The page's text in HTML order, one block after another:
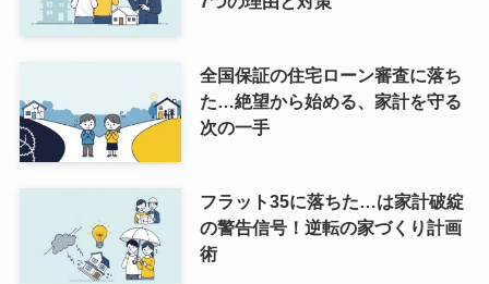
全国保証の住宅ローン審査に落ち
た…絶望から始める、家計を守る
次の一手
フラット35に落ちた…は家計破綻
の警告信号！逆転の家づくり計画
術